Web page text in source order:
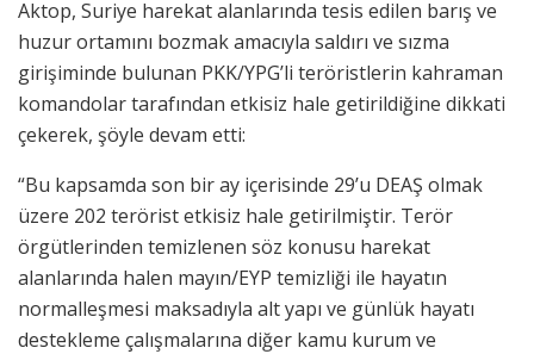
Aktop, Suriye harekat alanlarında tesis edilen barış ve
huzur ortamını bozmak amacıyla saldırı ve sızma
girişiminde bulunan PKK/YPG’li teröristlerin kahraman
komandolar tarafından etkisiz hale getirildiğine dikkati
çekerek, şöyle devam etti:
“Bu kapsamda son bir ay içerisinde 29’u DEAŞ olmak
üzere 202 terörist etkisiz hale getirilmiştir. Terör
örgütlerinden temizlenen söz konusu harekat
alanlarında halen mayın/EYP temizliği ile hayatın
normalleşmesi maksadıyla alt yapı ve günlük hayatı
destekleme çalışmalarına diğer kamu kurum ve